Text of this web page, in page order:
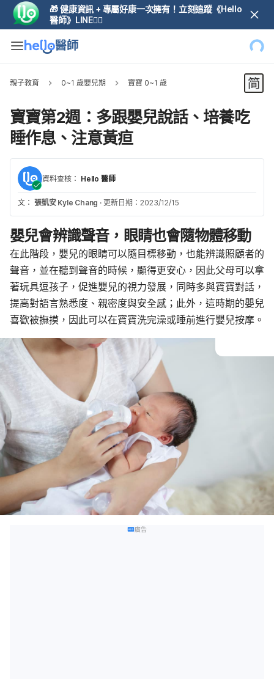
🎁 健康資訊 + 專屬好康一次擁有！立刻追蹤《Hello
醫師》LINE👆🏼
親子教育 0~1 歲嬰兒期 寶寶 0~1 歲
寶寶第2週：多跟嬰兒說話、培養吃
睡作息、注意黃疸
資料查核： Hello 醫師
文： 張凱安 Kyle Chang · 更新日期：2023/12/15
嬰兒會辨識聲音，眼睛也會隨物體移動
在此階段，嬰兒的眼睛可以隨目標移動，也能辨識照顧者的
聲音，並在聽到聲音的時候，顯得更安心，因此父母可以拿
著玩具逗孩子，促進嬰兒的視力發展，同時多與寶寶對話，
提高對語言熟悉度、親密度與安全感；此外，這時期的嬰兒
喜歡被撫摸，因此可以在寶寶洗完澡或睡前進行嬰兒按摩。
廣告